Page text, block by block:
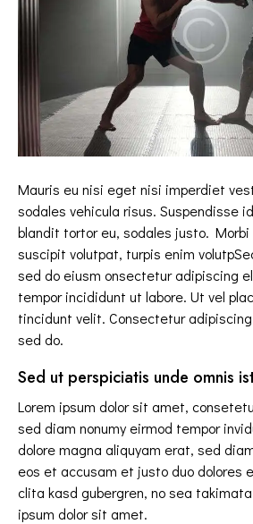
Mauris eu nisi eget nisi imperdiet
sodales vehicula risus. Suspendisse
blandit tortor eu, sodales justo.
suscipit volutpat, turpis enim
sed do eiusm onsectetur adipiscing
tempor incididunt ut labore. Ut vel
tincidunt velit. Consectetur
sed do.
Sed ut perspiciatis unde omnis
Lorem ipsum dolor sit amet,
sed diam nonumy eirmod tempor
dolore magna aliquyam erat, sed
eos et accusam et justo duo dolores
clita kasd gubergren, no sea
ipsum dolor sit amet.